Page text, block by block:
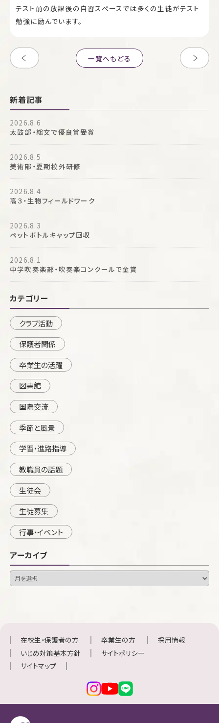
テスト前の放課後の自習スペースでは多くの生徒がテスト
勉強に励んでいます。
一覧へもどる
新着記事
2026.8.6
太鼓部・総文で優良賞受賞
2026.8.5
美術部・夏期校外研修
2026.8.4
高３・生物フィールドワーク
2026.8.3
ペットボトルキャップ回収
2026.8.1
中学吹奏楽部・吹奏楽コンクールで金賞
カテゴリー
クラブ活動
保護者関係
卒業生の活躍
図書館
国際交流
季節と風景
学習・進路指導
教職員の話題
生徒会
生徒募集
行事・イベント
アーカイブ
在校生・保護者の方 卒業生の方
採用情報
いじめ対策基本方針
サイトポリシー
サイトマップ